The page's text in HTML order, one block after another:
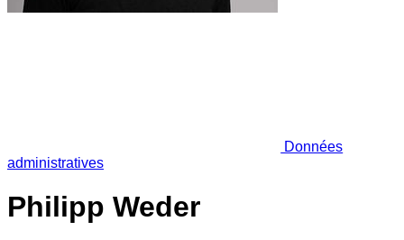
Données
administratives
Philipp Weder